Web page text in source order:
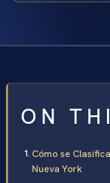
ON
Cómo se
Nueva York